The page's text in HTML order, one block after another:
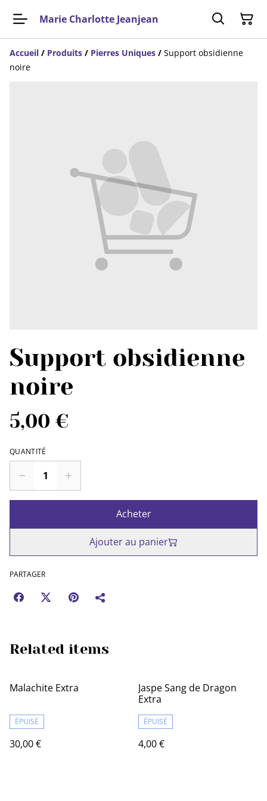
Marie Charlotte Jeanjean
Accueil / Produits / Pierres Uniques / Support obsidienne
noire
Support obsidienne
noire
5,00 €
QUANTITÉ
Acheter
Ajouter au panier
PARTAGER
Related items
Malachite Extra
ÉPUISÉ
30,00 €
Jaspe Sang de Dragon
Extra
ÉPUISÉ
4,00 €